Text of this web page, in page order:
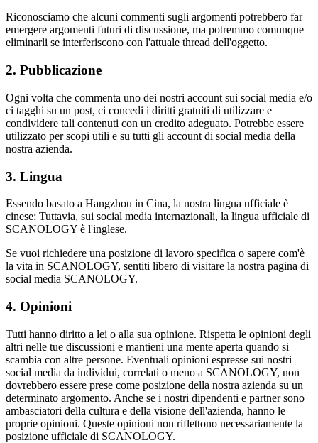
Riconosciamo che alcuni commenti sugli argomenti potrebbero far
emergere argomenti futuri di discussione, ma potremmo comunque
eliminarli se interferiscono con l'attuale thread dell'oggetto.
2. Pubblicazione
Ogni volta che commenta uno dei nostri account sui social media e/o
ci tagghi su un post, ci concedi i diritti gratuiti di utilizzare e
condividere tali contenuti con un credito adeguato. Potrebbe essere
utilizzato per scopi utili e su tutti gli account di social media della
nostra azienda.
3. Lingua
Essendo basato a Hangzhou in Cina, la nostra lingua ufficiale è
cinese; Tuttavia, sui social media internazionali, la lingua ufficiale di
SCANOLOGY è l'inglese.
Se vuoi richiedere una posizione di lavoro specifica o sapere com'è
la vita in SCANOLOGY, sentiti libero di visitare la nostra pagina di
social media SCANOLOGY.
4. Opinioni
Tutti hanno diritto a lei o alla sua opinione. Rispetta le opinioni degli
altri nelle tue discussioni e mantieni una mente aperta quando si
scambia con altre persone. Eventuali opinioni espresse sui nostri
social media da individui, correlati o meno a SCANOLOGY, non
dovrebbero essere prese come posizione della nostra azienda su un
determinato argomento. Anche se i nostri dipendenti e partner sono
ambasciatori della cultura e della visione dell'azienda, hanno le
proprie opinioni. Queste opinioni non riflettono necessariamente la
posizione ufficiale di SCANOLOGY.